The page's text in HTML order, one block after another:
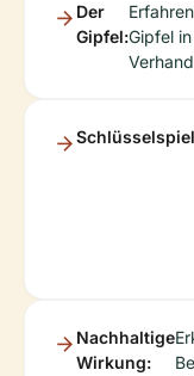
Der
Gipfel:Gipfel
Nachhaltige
Wirkung: